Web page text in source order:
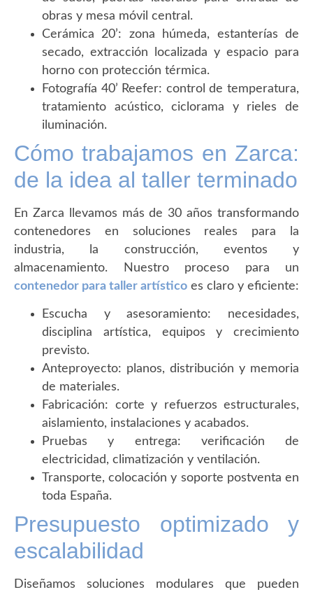
obras y mesa móvil central.
Cerámica 20’: zona húmeda, estanterías de
secado, extracción localizada y espacio para
horno con protección térmica.
Fotografía 40’ Reefer: control de temperatura,
tratamiento acústico, ciclorama y rieles de
iluminación.
Cómo trabajamos en Zarca:
de la idea al taller terminado
En Zarca llevamos más de 30 años transformando
contenedores en soluciones reales para la
industria, la construcción, eventos y
almacenamiento. Nuestro proceso para un
contenedor para taller artístico es claro y eficiente:
Escucha y asesoramiento: necesidades,
disciplina artística, equipos y crecimiento
previsto.
Anteproyecto: planos, distribución y memoria
de materiales.
Fabricación: corte y refuerzos estructurales,
aislamiento, instalaciones y acabados.
Pruebas y entrega: verificación de
electricidad, climatización y ventilación.
Transporte, colocación y soporte postventa en
toda España.
Presupuesto optimizado y
escalabilidad
Diseñamos soluciones modulares que pueden